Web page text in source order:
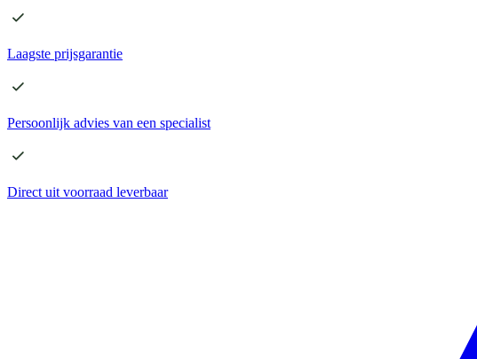
Laagste prijsgarantie
Persoonlijk advies van een specialist
Direct uit voorraad leverbaar